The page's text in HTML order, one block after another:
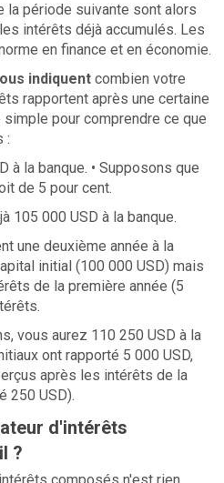
période suivante sont alors
intérêts déjà accumulés. Les
en finance et en économie.
indiquent combien votre
rapportent après une certaine
pour comprendre ce que
:
à la banque. • Supposons que
de 5 pour cent.
105 000 USD à la banque.
une deuxième année à la
initial (100 000 USD) mais
de la première année (5
vous aurez 110 250 USD à la
ont rapporté 5 000 USD,
après les intérêts de la
250 USD).
d'intérêts
?